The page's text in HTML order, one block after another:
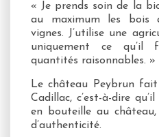
« Je prends soin de la
au maximum les bois
vignes. J’utilise une
uniquement ce
quantités raisonnables. »
Le château Peybrun
Cadillac, c’est-à-dire
en bouteille au
d’authenticité.